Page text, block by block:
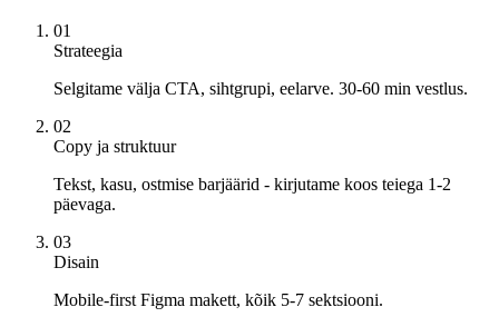
01
Strateegia
Selgitame välja CTA, sihtgrupi, eelarve. 30-60 min vestlus.
02
Copy ja struktuur
Tekst, kasu, ostmise barjäärid - kirjutame koos teiega 1-2
päevaga.
03
Disain
Mobile-first Figma makett, kõik 5-7 sektsiooni.